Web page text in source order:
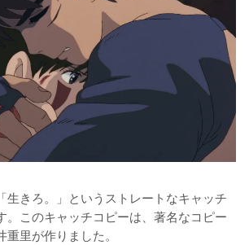
生きろ。」というストレートなキャッチ
。このキャッチコピーは、著名なコピー
里が作りました。